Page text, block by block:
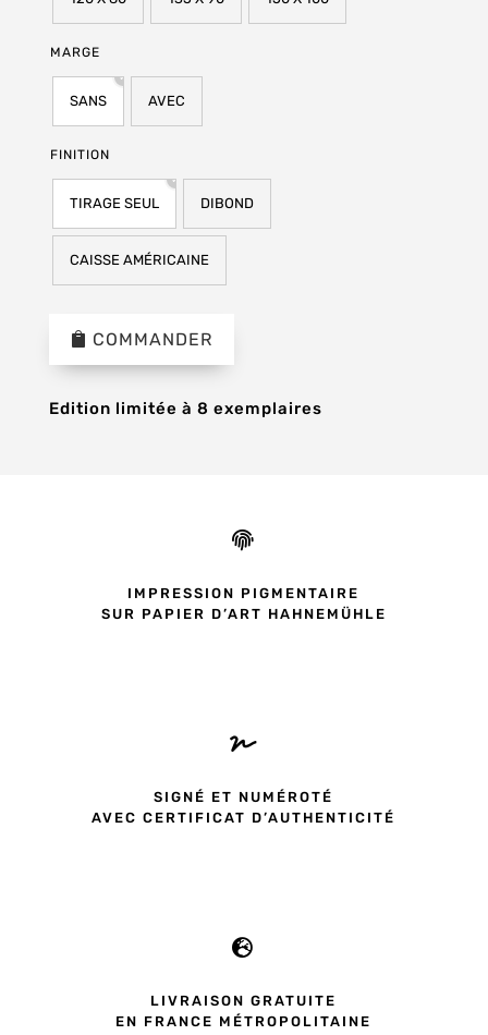
MARGE
SANS AVEC
FINITION
TIRAGE SEUL DIBOND
CAISSE AMÉRICAINE
COMMANDER
Edition limitée à 8 exemplaires

IMPRESSION PIGMENTAIRE
SUR PAPIER D’ART HAHNEMÜHLE

SIGNÉ ET NUMÉROTÉ
AVEC CERTIFICAT D’AUTHENTICITÉ

LIVRAISON GRATUITE
EN FRANCE MÉTROPOLITAINE